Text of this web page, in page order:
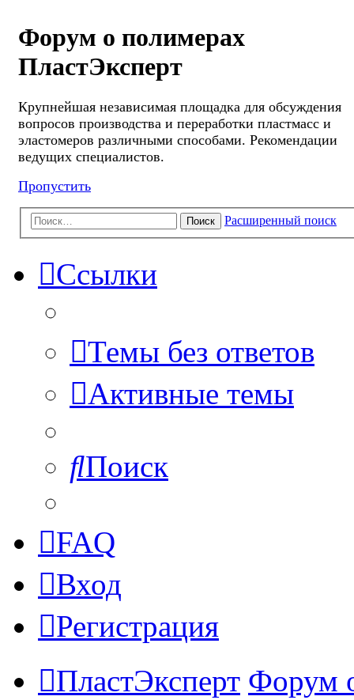
Форум о полимерах
ПластЭксперт
Крупнейшая независимая площадка для обсуждения
вопросов производства и переработки пластмасс и
эластомеров различными способами. Рекомендации
ведущих специалистов.
Пропустить
Поиск Расширенный поиск
Ссылки
Темы без ответов
Активные темы
Поиск
FAQ
Вход
Регистрация
ПластЭксперт Форум